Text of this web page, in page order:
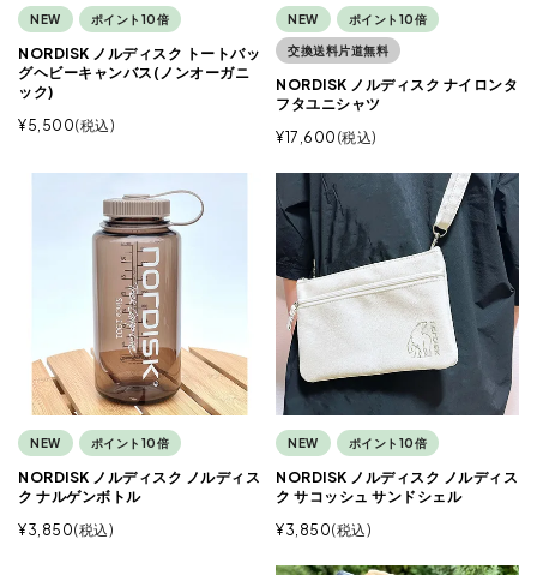
NEW ポイント10倍
NORDISK ノルディスク トートバッ
グヘビーキャンバス(ノンオーガニ
ック)
¥5,500 税込
NEW ポイント10倍
交換送料片道無料
NORDISK ノルディスク ナイロンタ
フタユニシャツ
¥17,600 税込
NEW ポイント10倍
NORDISK ノルディスク ノルディス
ク ナルゲンボトル
¥3,850 税込
NEW ポイント10倍
NORDISK ノルディスク ノルディス
ク サコッシュ サンドシェル
¥3,850 税込